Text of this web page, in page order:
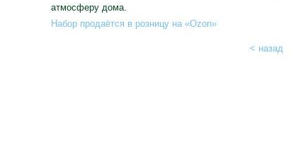
атмосферу дома.
Набор продаётся в розницу на «Ozon»
< назад